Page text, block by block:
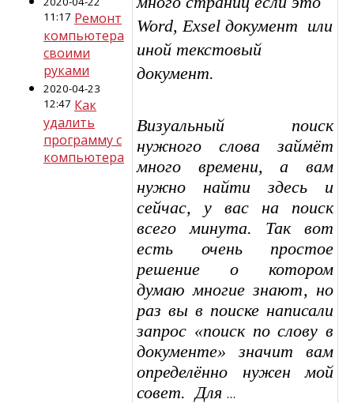
11:17 Ремонт
компьютера
своими
руками
2020-04-23
12:47 Как
удалить
программу с
компьютера
Word, Exsel документ или
иной текстовый
документ.
Визуальный поиск
нужного слова займёт
много времени, а вам
нужно найти здесь и
сейчас, у вас на поиск
всего минута. Так вот
есть очень простое
решение о котором
думаю многие знают, но
раз вы в поиске написали
запрос «поиск по слову в
документе» значит вам
определённо нужен мой
совет. Для …